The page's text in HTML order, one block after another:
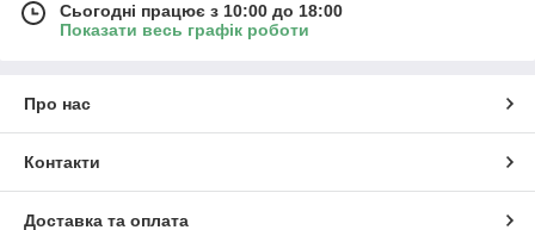
Сьогодні працює з 10:00 до 18:00
Показати весь графік роботи
Про нас
Контакти
Доставка та оплата